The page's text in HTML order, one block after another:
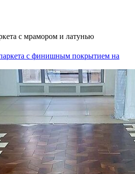
с мрамором и латунью